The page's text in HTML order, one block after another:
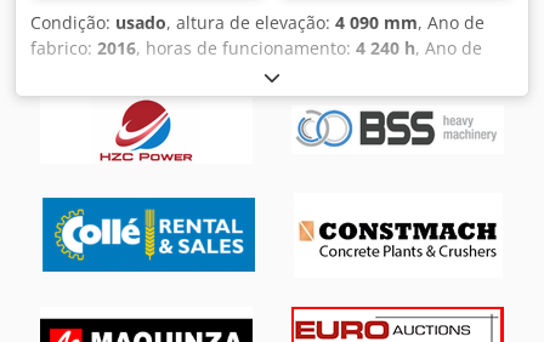
Condição: usado, altura de elevação: 4 090 mm, Ano de
fabrico: 2016, horas de funcionamento: 4 240 h, Ano de
fabrico: 2016 Peso em vazio: 5.000 kg Dimensões (C x L x A):
551 x 184 x 252 cm Dsdpfx Aioxqfcvegjkr Largura da
lagarta: 40 cm